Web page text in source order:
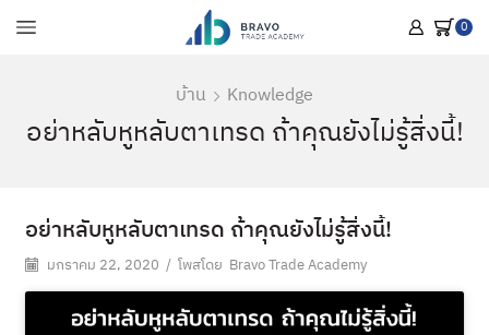
0
บ้าน Knowledge
อย่าหลับหูหลับตาเทรด ถ้าคุณยังไม่รู้สิ่งนี้!
อย่าหลับหูหลับตาเทรด ถ้าคุณยังไม่รู้สิ่งนี้!
มกราคม 22, 2020 / โพสโดย Bravo Trade Academy